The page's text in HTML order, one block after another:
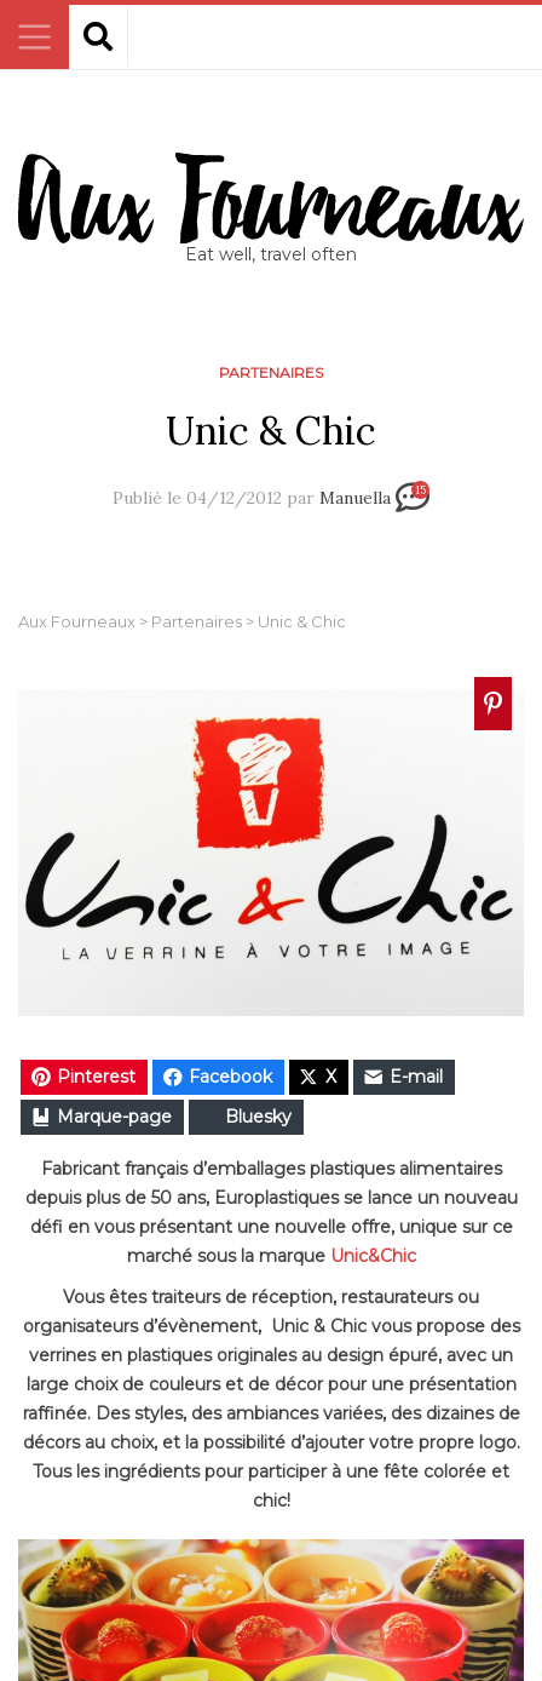
Eat well, travel often
PARTENAIRES
Unic & Chic
Publié le 04/12/2012 par Manuella 15
Aux Fourneaux > Partenaires > Unic & Chic
Pinterest Facebook X
E-mail
Marque-page
Bluesky
Fabricant français d’emballages plastiques alimentaires
depuis plus de 50 ans, Europlastiques se lance un nouveau
défi en vous présentant une nouvelle offre, unique sur ce
marché sous la marque Unic&Chic
Vous êtes traiteurs de réception, restaurateurs ou
organisateurs d’évènement, Unic & Chic vous propose des
verrines en plastiques originales au design épuré, avec un
large choix de couleurs et de décor pour une présentation
raffinée. Des styles, des ambiances variées, des dizaines de
décors au choix, et la possibilité d’ajouter votre propre logo.
Tous les ingrédients pour participer à une fête colorée et
chic!